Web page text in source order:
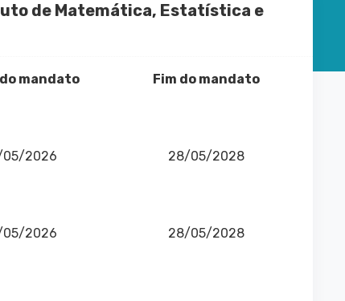
de Matemática, Estatística e
mandato Fim do mandato
05/2026 28/05/2028
05/2026 28/05/2028